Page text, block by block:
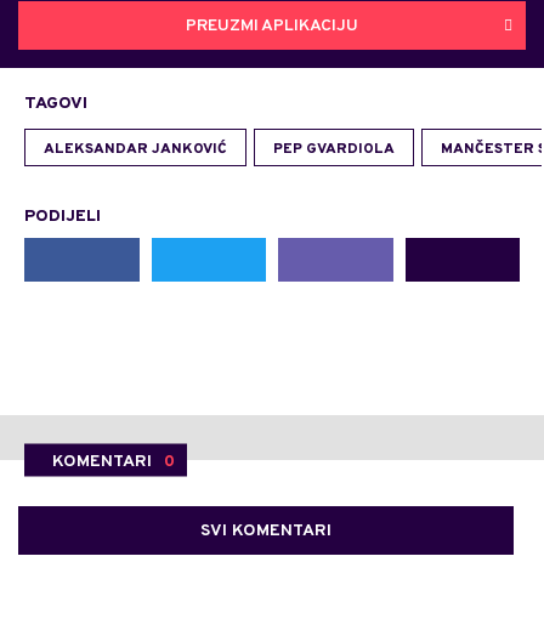
PREUZMI APLIKACIJU
TAGOVI
ALEKSANDAR JANKOVIĆ PEP GVARDIOLA MANČESTER
PODIJELI
KOMENTARI 0
SVI KOMENTARI